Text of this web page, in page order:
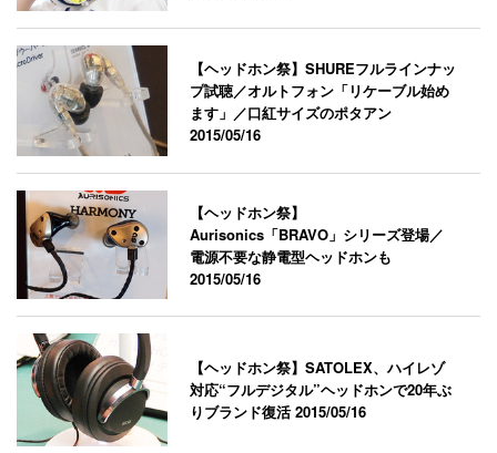
【ヘッドホン祭】SHUREフルラインナッ
プ試聴／オルトフォン「リケーブル始め
ます」／口紅サイズのポタアン
2015/05/16
【ヘッドホン祭】
Aurisonics「BRAVO」シリーズ登場／
電源不要な静電型ヘッドホンも
2015/05/16
【ヘッドホン祭】SATOLEX、ハイレゾ
対応“フルデジタル”ヘッドホンで20年ぶ
りブランド復活2015/05/16